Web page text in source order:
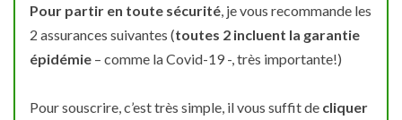
Pour partir en toute sécurité, je vous recommande les
2 assurances suivantes (toutes 2 incluent la garantie
épidémie – comme la Covid-19 -, très importante!)
Pour souscrire, c’est très simple, il vous suffit de cliquer